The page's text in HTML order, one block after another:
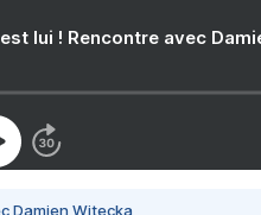
lui ! Rencontre avec
Damien Witecka